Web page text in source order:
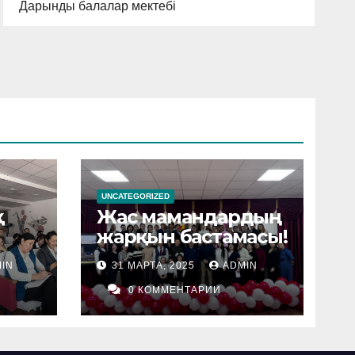
Дарынды балалар мектебі
UNCATEGORIZED
Жас мамандардың
жарқын бастамасы!
31 МАРТА, 2025 ADMIN
0 КОММЕНТАРИИ